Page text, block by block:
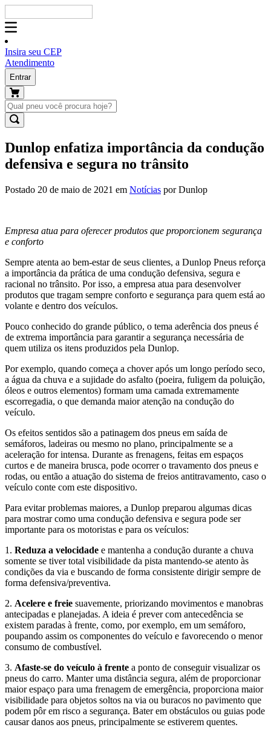
Insira seu CEP
Atendimento
Entrar
Dunlop enfatiza importância da condução
defensiva e segura no trânsito
Postado 20 de maio de 2021 em Notícias por Dunlop
Empresa atua para oferecer produtos que proporcionem segurança
e conforto
Sempre atenta ao bem-estar de seus clientes, a Dunlop Pneus reforça
a importância da prática de uma condução defensiva, segura e
racional no trânsito. Por isso, a empresa atua para desenvolver
produtos que tragam sempre conforto e segurança para quem está ao
volante e dentro dos veículos.
Pouco conhecido do grande público, o tema aderência dos pneus é
de extrema importância para garantir a segurança necessária de
quem utiliza os itens produzidos pela Dunlop.
Por exemplo, quando começa a chover após um longo período seco,
a água da chuva e a sujidade do asfalto (poeira, fuligem da poluição,
óleos e outros elementos) formam uma camada extremamente
escorregadia, o que demanda maior atenção na condução do
veículo.
Os efeitos sentidos são a patinagem dos pneus em saída de
semáforos, ladeiras ou mesmo no plano, principalmente se a
aceleração for intensa. Durante as frenagens, feitas em espaços
curtos e de maneira brusca, pode ocorrer o travamento dos pneus e
rodas, ou então a atuação do sistema de freios antitravamento, caso o
veículo conte com este dispositivo.
Para evitar problemas maiores, a Dunlop preparou algumas dicas
para mostrar como uma condução defensiva e segura pode ser
importante para os motoristas e para os veículos:
1. Reduza a velocidade e mantenha a condução durante a chuva
somente se tiver total visibilidade da pista mantendo-se atento às
condições da via e buscando de forma consistente dirigir sempre de
forma defensiva/preventiva.
2. Acelere e freie suavemente, priorizando movimentos e manobras
antecipadas e planejadas. A ideia é prever com antecedência se
existem paradas à frente, como, por exemplo, em um semáforo,
poupando assim os componentes do veículo e favorecendo o menor
consumo de combustível.
3. Afaste-se do veículo à frente a ponto de conseguir visualizar os
pneus do carro. Manter uma distância segura, além de proporcionar
maior espaço para uma frenagem de emergência, proporciona maior
visibilidade para objetos soltos na via ou buracos no pavimento que
podem pôr em risco a segurança. Bater em obstáculos ou guias pode
causar danos aos pneus, principalmente se estiverem quentes.